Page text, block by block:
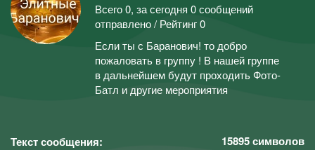
Всего 0, за сегодня 0 сообщений
отправлено / Рейтинг 0
Если ты с Баранович! то добро
пожаловать в группу ! В нашей группе
в дальнейшем будут проходить Фото-
Батл и другие мероприятия
Текст сообщения: 15895символов